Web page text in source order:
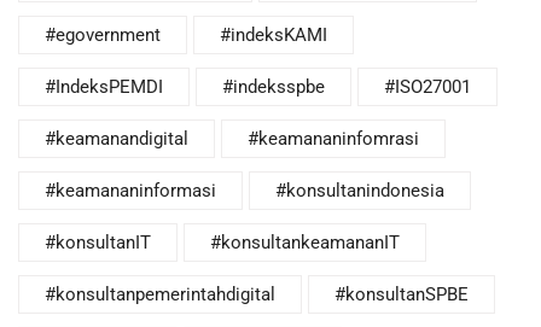
#egovernment #indeksKAMI
#IndeksPEMDI #indeksspbe #ISO27001
#keamanandigital #keamananinfomrasi
#keamananinformasi #konsultanindonesia
#konsultanIT #konsultankeamananIT
#konsultanpemerintahdigital #konsultanSPBE